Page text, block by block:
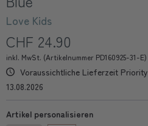
Love Kids
CHF 24.90
inkl. MwSt. (Artikelnummer PD160925-31-E)
Voraussichtliche Lieferzeit Priority
13.08.2026
Artikel personalisieren